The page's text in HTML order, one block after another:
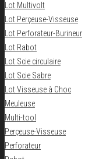
Lot Multivolt
Lot Perçeuse-Visseuse
Lot Perforateur-Burineur
Lot Rabot
Lot Scie circulaire
Lot Scie Sabre
Lot Visseuse à Choc
Meuleuse
Multi-tool
Perçeuse-Visseuse
Perforateur